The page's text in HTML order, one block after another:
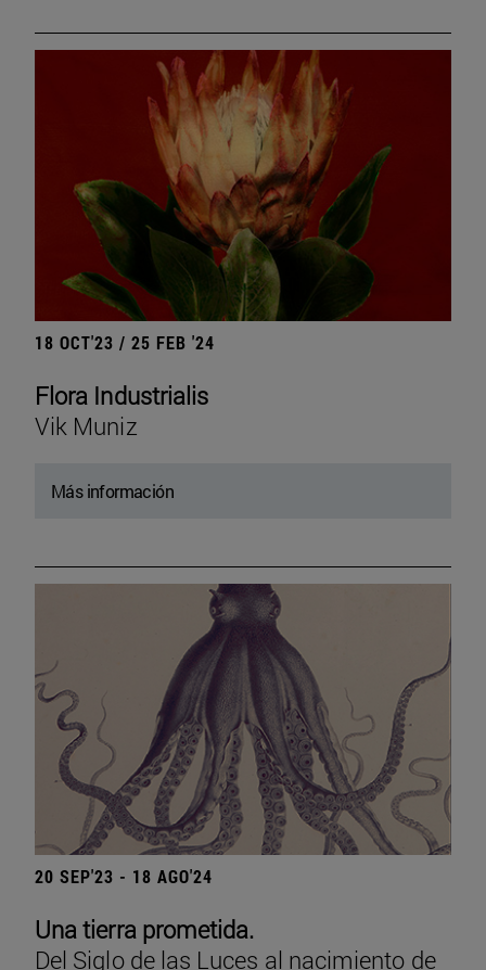
18 OCT'23 / 25 FEB '24
Flora Industrialis
Vik Muniz
Más información
20 SEP'23 - 18 AGO'24
Una tierra prometida.
Del Siglo de las Luces al nacimiento de